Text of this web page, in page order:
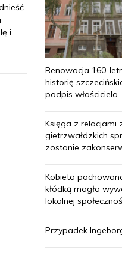
i
Renowacja 160-
historię
podpis właściciela
Księga z relacjami
gietrzwałdzkich
zostanie
Kobieta
kłódką mogła
lokalnej
Przypadek